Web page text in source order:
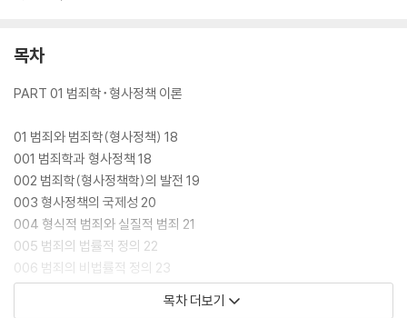
목차
PART 01 범죄학･형사정책 이론
01 범죄와 범죄학(형사정책) 18
001 범죄학과 형사정책 18
002 범죄학(형사정책학)의 발전 19
003 형사정책의 국제성 20
004 형식적 범죄와 실질적 범죄 21
005 범죄의 법률적 정의 22
006 범죄의 비법률적 정의 23
목차 더보기